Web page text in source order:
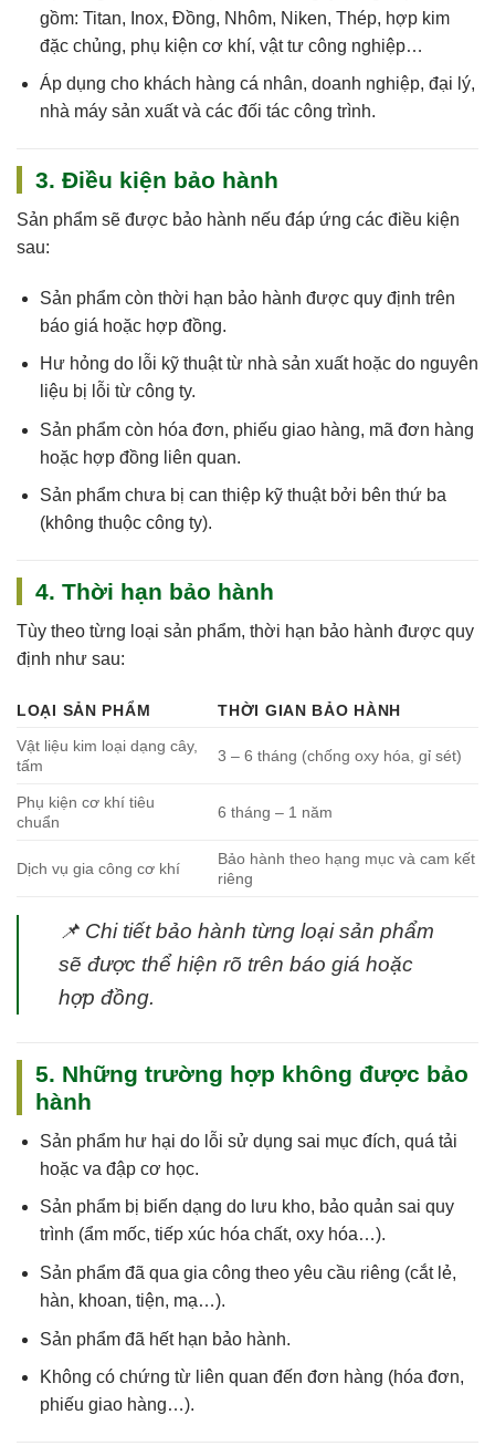
gồm: Titan, Inox, Đồng, Nhôm, Niken, Thép, hợp kim
đặc chủng, phụ kiện cơ khí, vật tư công nghiệp…
Áp dụng cho khách hàng cá nhân, doanh nghiệp, đại lý,
nhà máy sản xuất và các đối tác công trình.
3. Điều kiện bảo hành
Sản phẩm sẽ được bảo hành nếu đáp ứng các điều kiện
sau:
Sản phẩm còn thời hạn bảo hành được quy định trên
báo giá hoặc hợp đồng.
Hư hỏng do lỗi kỹ thuậttừ nhà sản xuất hoặc do nguyên
liệu bị lỗi từ công ty.
Sản phẩm còn hóa đơn, phiếu giao hàng, mã đơn hàng
hoặc hợp đồng liên quan.
Sản phẩm chưa bị can thiệp kỹ thuật bởi bên thứ ba
(không thuộc công ty).
4. Thời hạn bảo hành
Tùy theo từng loại sản phẩm, thời hạn bảo hành được quy
định như sau:
LOẠI SẢN PHẨM
THỜI GIAN BẢO HÀNH
Vật liệu kim loại dạng cây,
tấm
3 – 6 tháng (chống oxy hóa, gỉ sét)
Phụ kiện cơ khí tiêu
chuẩn
6 tháng – 1 năm
Dịch vụ gia công cơ khí
Bảo hành theo hạng mục và cam kết
riêng
📌 Chi tiết bảo hành từng loại sản phẩm
sẽ được thể hiện rõ trên báo giá hoặc
hợp đồng.
5. Những trường hợp không được bảo
hành
Sản phẩm hư hại do lỗi sử dụng sai mục đích, quá tải
hoặc va đập cơ học.
Sản phẩm bị biến dạng do lưu kho, bảo quản sai quy
trình (ẩm mốc, tiếp xúc hóa chất, oxy hóa…).
Sản phẩm đã qua gia công theo yêu cầu riêng (cắt lẻ,
hàn, khoan, tiện, mạ…).
Sản phẩm đã hết hạn bảo hành.
Không có chứng từ liên quan đến đơn hàng (hóa đơn,
phiếu giao hàng…).